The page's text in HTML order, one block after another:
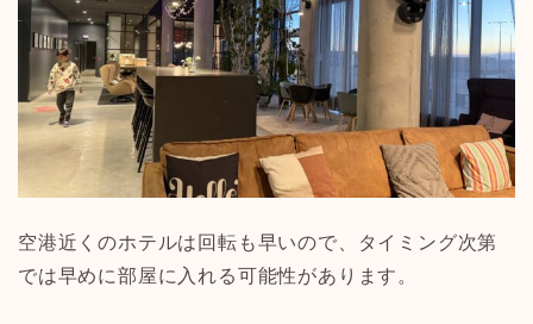
空港近くのホテルは回転も早いので、タイミング次第
では早めに部屋に入れる可能性があります。